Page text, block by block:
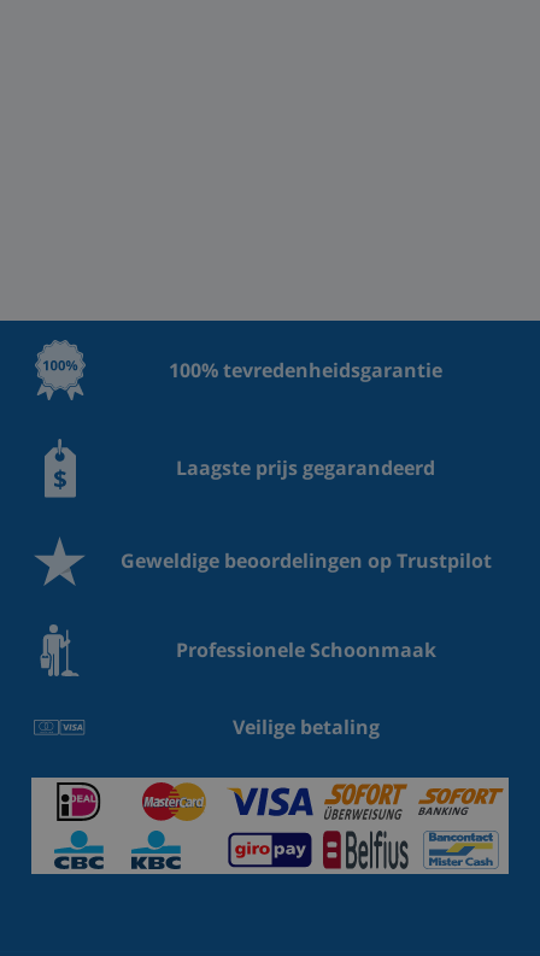
100% tevredenheidsgarantie
Laagste prijs gegarandeerd
Geweldige beoordelingen op Trustpilot
Professionele Schoonmaak
Veilige betaling